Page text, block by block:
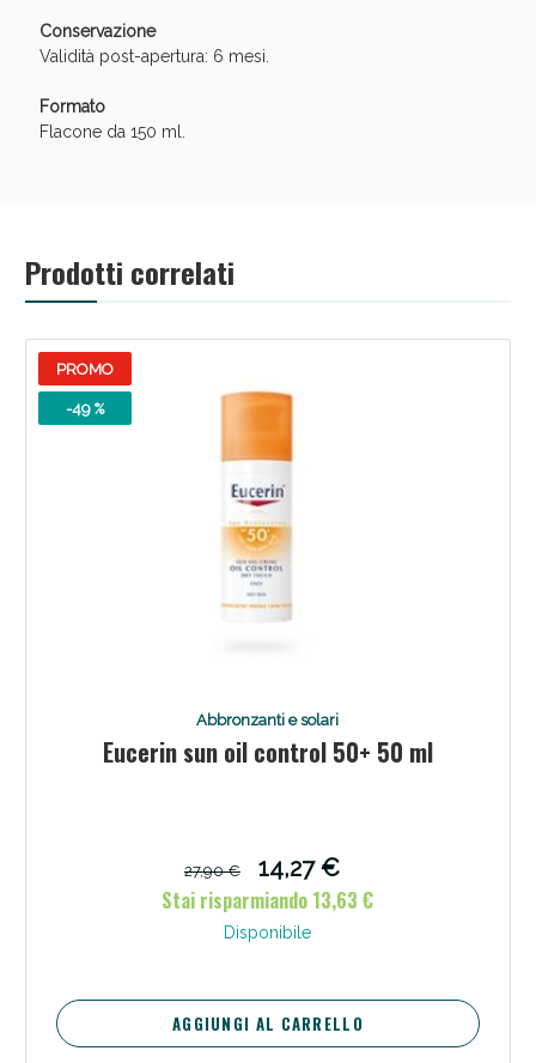
Conservazione
Validità post-apertura: 6 mesi.
Formato
Flacone da 150 ml.
Prodotti correlati
PROMO
-49 %
Abbronzanti e solari
Eucerin sun oil control 50+ 50 ml
27,90 €
14,27 €
Stai risparmiando 13,63 €
Disponibile
AGGIUNGI AL CARRELLO